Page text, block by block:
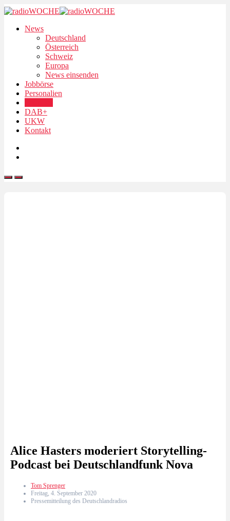
News
Deutschland
Österreich
Schweiz
Europa
News einsenden
Jobbörse
Personalien
DAB+
UKW
Kontakt
Alice Hasters moderiert Storytelling-
Podcast bei Deutschlandfunk Nova
Tom Sprenger
Freitag, 4. September 2020
Pressemitteilung des Deutschlandradios